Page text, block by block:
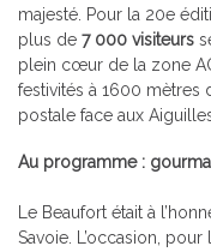
majesté. Pour la 20e
plus de 7 000 visiteurs
plein cœur de la zone
festivités à 1600 mètres
postale face aux Aiguilles
Au programme :
Le Beaufort était à
Savoie. L’occasion,